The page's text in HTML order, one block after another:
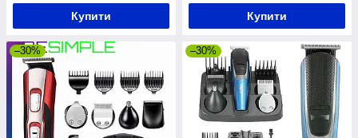
Купити Купити
–30% –30%